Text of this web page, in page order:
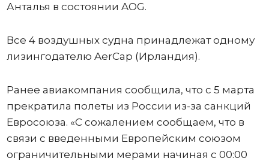
Анталья в состоянии AOG.
Все 4 воздушных судна принадлежат одному
лизингодателю AerCap (Ирландия).
Ранее авиакомпания сообщила, что с 5 марта
прекратила полеты из России из-за санкций
Евросоюза. «С сожалением сообщаем, что в
связи с введенными Европейским союзом
ограничительными мерами начиная с 00:00